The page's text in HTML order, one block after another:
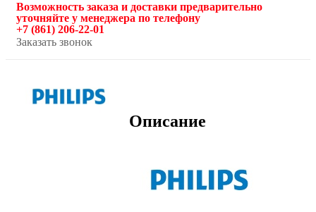
Возможность заказа и доставки предварительно
уточняйте у менеджера по телефону
+7 (861) 206-22-01
Заказать звонок
Описание